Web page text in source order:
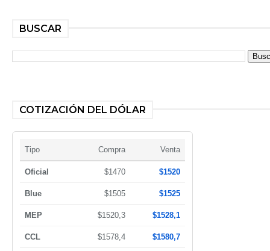
BUSCAR
COTIZACIÓN DEL DÓLAR
Tipo Compra Venta
Oficial $1470 $1520
Blue $1505 $1525
MEP $1520,3 $1528,1
CCL $1578,4 $1580,7